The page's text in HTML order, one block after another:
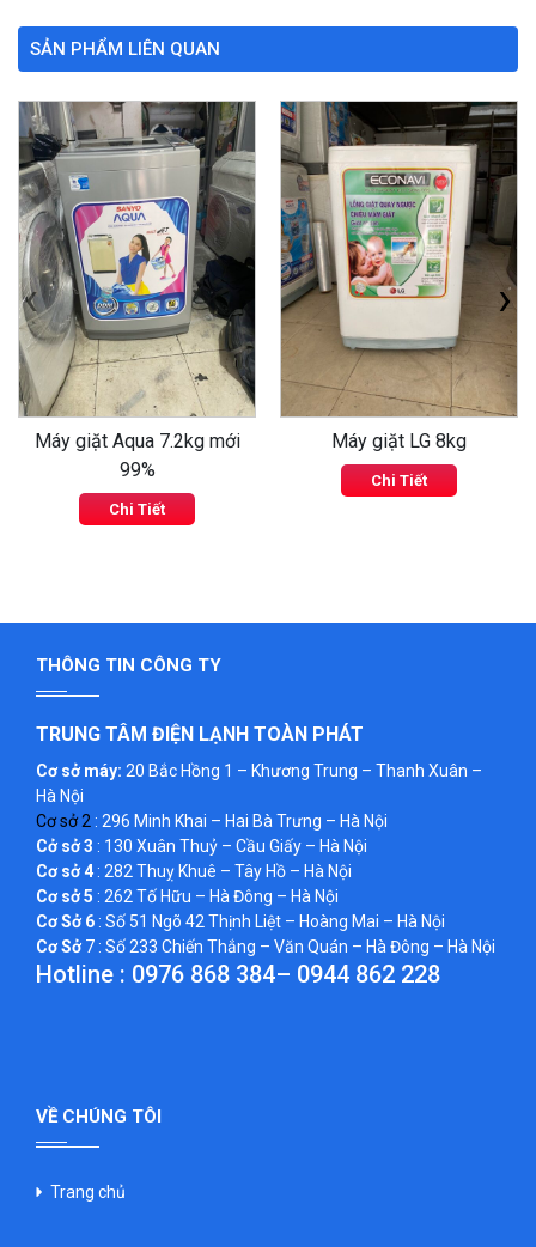
SẢN PHẨM LIÊN QUAN
Máy giặt Aqua 7.2kg mới
99%
Chi Tiết
Máy giặt LG 8kg
Chi Tiết
‹ ›
THÔNG TIN CÔNG TY
TRUNG TÂM ĐIỆN LẠNH TOÀN PHÁT
Cơ sở máy: 20 Bắc Hồng 1 – Khương Trung – Thanh Xuân –
Hà Nội
Cơ sở 2 : 296 Minh Khai – Hai Bà Trưng – Hà Nội
Cở sở 3 : 130 Xuân Thuỷ – Cầu Giấy – Hà Nội
Cơ sở 4: 282 Thuỵ Khuê – Tây Hồ – Hà Nội
Cơ sở 5 : 262 Tố Hữu – Hà Đông – Hà Nội
Cơ Sở 6: Số 51 Ngõ 42 Thịnh Liệt – Hoàng Mai – Hà Nội
Cơ Sở7 : Số 233 Chiến Thắng – Văn Quán – Hà Đông – Hà Nội
Hotline : 0976 868 384– 0944 862 228
VỀ CHÚNG TÔI
Trang chủ